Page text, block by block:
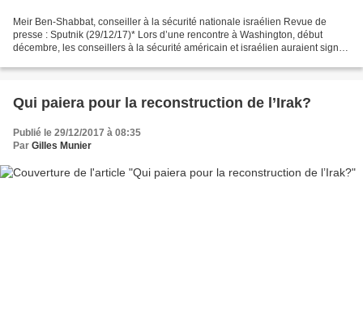
Meir Ben-Shabbat, conseiller à la sécurité nationale israélien Revue de
presse : Sputnik (29/12/17)* Lors d’une rencontre à Washington, début
décembre, les conseillers à la sécurité américain et israélien auraient signé
Qui paiera pour la reconstruction de l’Irak?
Publié le 29/12/2017 à 08:35
Par Gilles Munier